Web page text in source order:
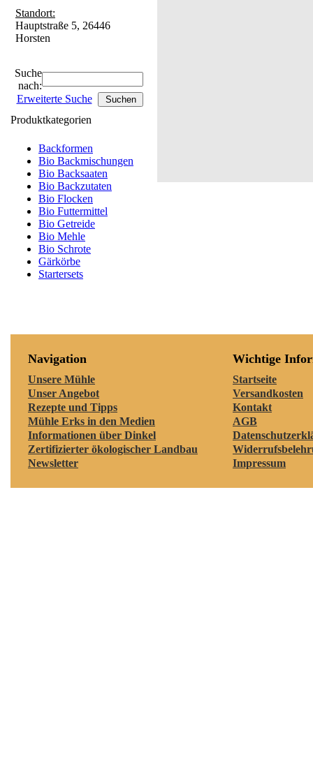
Standort:
Hauptstraße 5, 26446
Horsten
Suche
nach:
Erweiterte Suche
Produktkategorien
Backformen
Bio Backmischungen
Bio Backsaaten
Bio Backzutaten
Bio Flocken
Bio Futtermittel
Bio Getreide
Bio Mehle
Bio Schrote
Gärkörbe
Startersets
Navigation
Unsere Mühle
Unser Angebot
Rezepte und Tipps
Mühle Erks in den Medien
Informationen über Dinkel
Zertifizierter ökologischer Landbau
Newsletter
Wichtige
Startseite
Versandkosten
Kontakt
AGB
Impressum